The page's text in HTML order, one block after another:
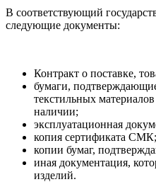
В соответствующий
следующие документы:
Контракт о поставке,
бумаги,
текстильных
наличии;
эксплуатационная
копия сертификата СМК;
копии бумаг,
иная документация,
изделий.